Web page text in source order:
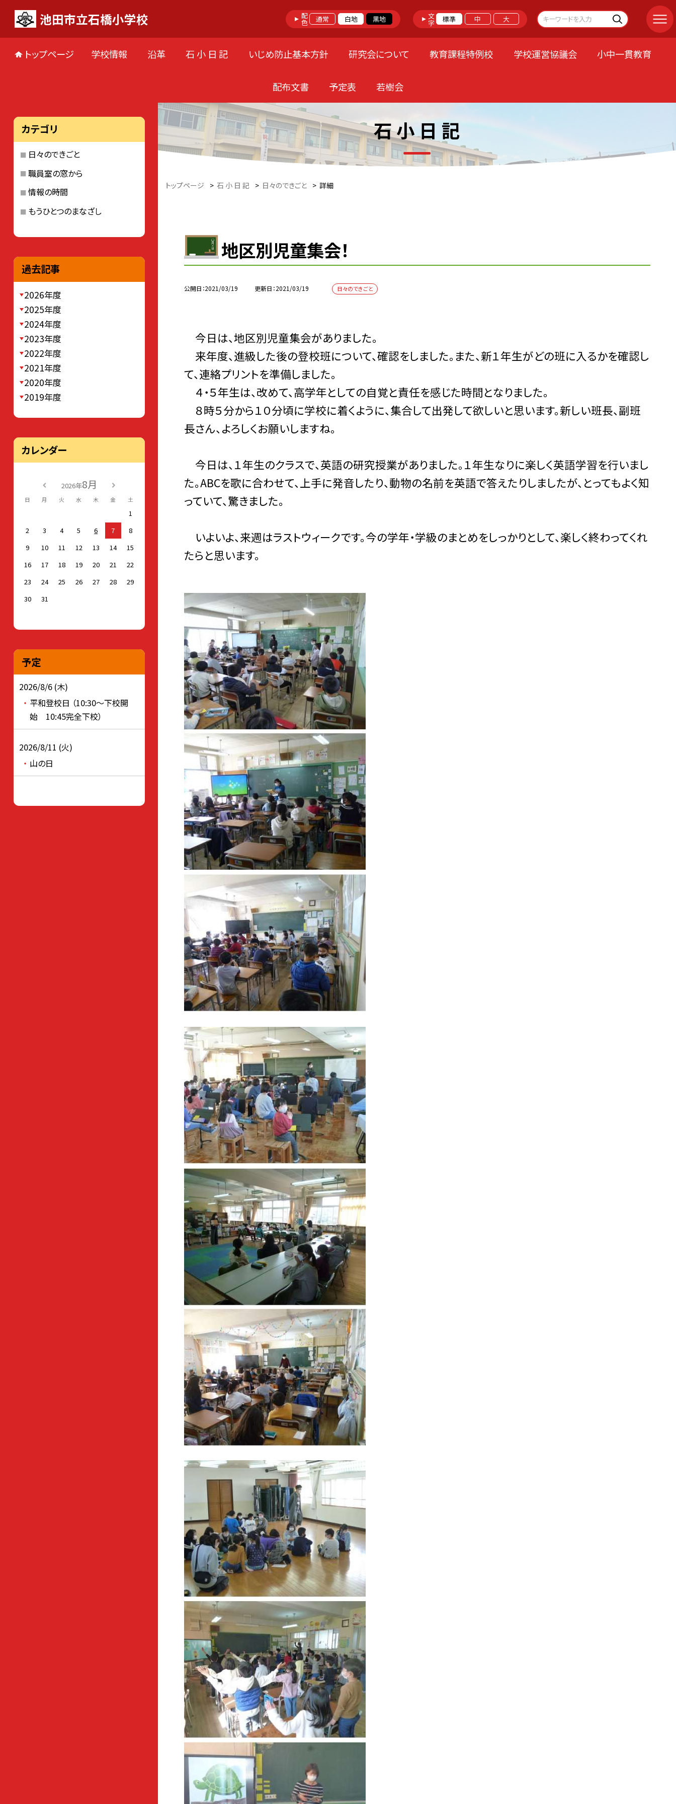
池田市立石橋小学校 配色 通常 白地 黒地 文字 標準 中 大
トップページ 学校情報 沿革 石 小 日 記 いじめ防止基本方針 研究会について 教育課程特例校 学校運営協議会 小中一貫教育
配布文書 予定表 若樹会
石 小 日 記
トップページ > 石 小 日 記 > 日々のできごと > 詳細
地区別児童集会！
公開日 2021/03/19 更新日 2021/03/19 日々のできごと
今日は、地区別児童集会がありました。
来年度、進級した後の登校班について、確認をしました。また、新１年生がどの班に入るかを確認し
て、連絡プリントを準備しました。
４・５年生は、改めて、高学年としての自覚と責任を感じた時間となりました。
８時５分から１０分頃に学校に着くように、集合して出発して欲しいと思います。新しい班長、副班
長さん、よろしくお願いしますね。
今日は、１年生のクラスで、英語の研究授業がありました。１年生なりに楽しく英語学習を行いまし
た。ABCを歌に合わせて、上手に発音したり、動物の名前を英語で答えたりしましたが、とってもよく知
っていて、驚きました。
いよいよ、来週はラストウィークです。今の学年・学級のまとめをしっかりとして、楽しく終わってくれ
たらと思います。
カテゴリ
日々のできごと
職員室の窓から
情報の時間
もうひとつのまなざし
過去記事
2026年度
2025年度
2024年度
2023年度
2022年度
2021年度
2020年度
2019年度
カレンダー
2026年8月
日 月 火 水 木 金 土
1
2
3 4 5 6 7
8
9
10 11 12 13 14
15
16
17 18 19 20 21
22
23
24 25 26 27 28
29
30
31
予定
2026/8/6 (木)
平和登校日 （10:30～下校開
始 10:45完全下校）
2026/8/11 (火)
山の日